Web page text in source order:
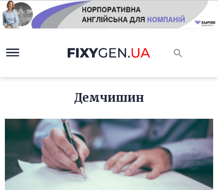
Демчишин